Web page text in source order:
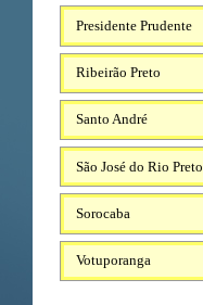
Presidente Prudente
Ribeirão Preto
Santo André
São José do Rio Preto
Sorocaba
Votuporanga